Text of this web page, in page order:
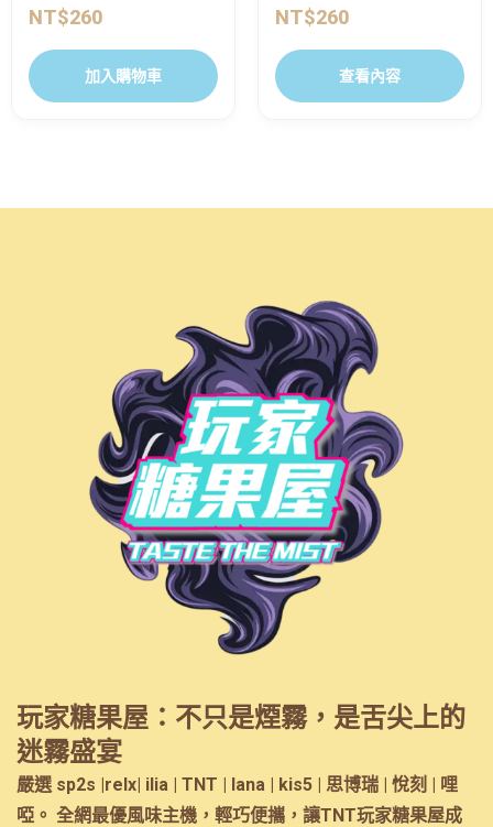
NT$260
加入購物車
NT$260
查看內容
玩家糖果屋：不只是煙霧，是舌尖上的
迷霧盛宴
嚴選 sp2s |relx| ilia | TNT | lana | kis5 | 思博瑞 | 悅刻 | 哩
啞。 全網最優風味主機，輕巧便攜，讓TNT玩家糖果屋成